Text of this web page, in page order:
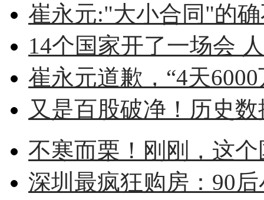
崔永元:"大小合同"的
14个国家开了一场会
崔永元道歉，“4天
又是百股破净！历史
不寒而栗！刚刚，这
深圳最疯狂购房：90